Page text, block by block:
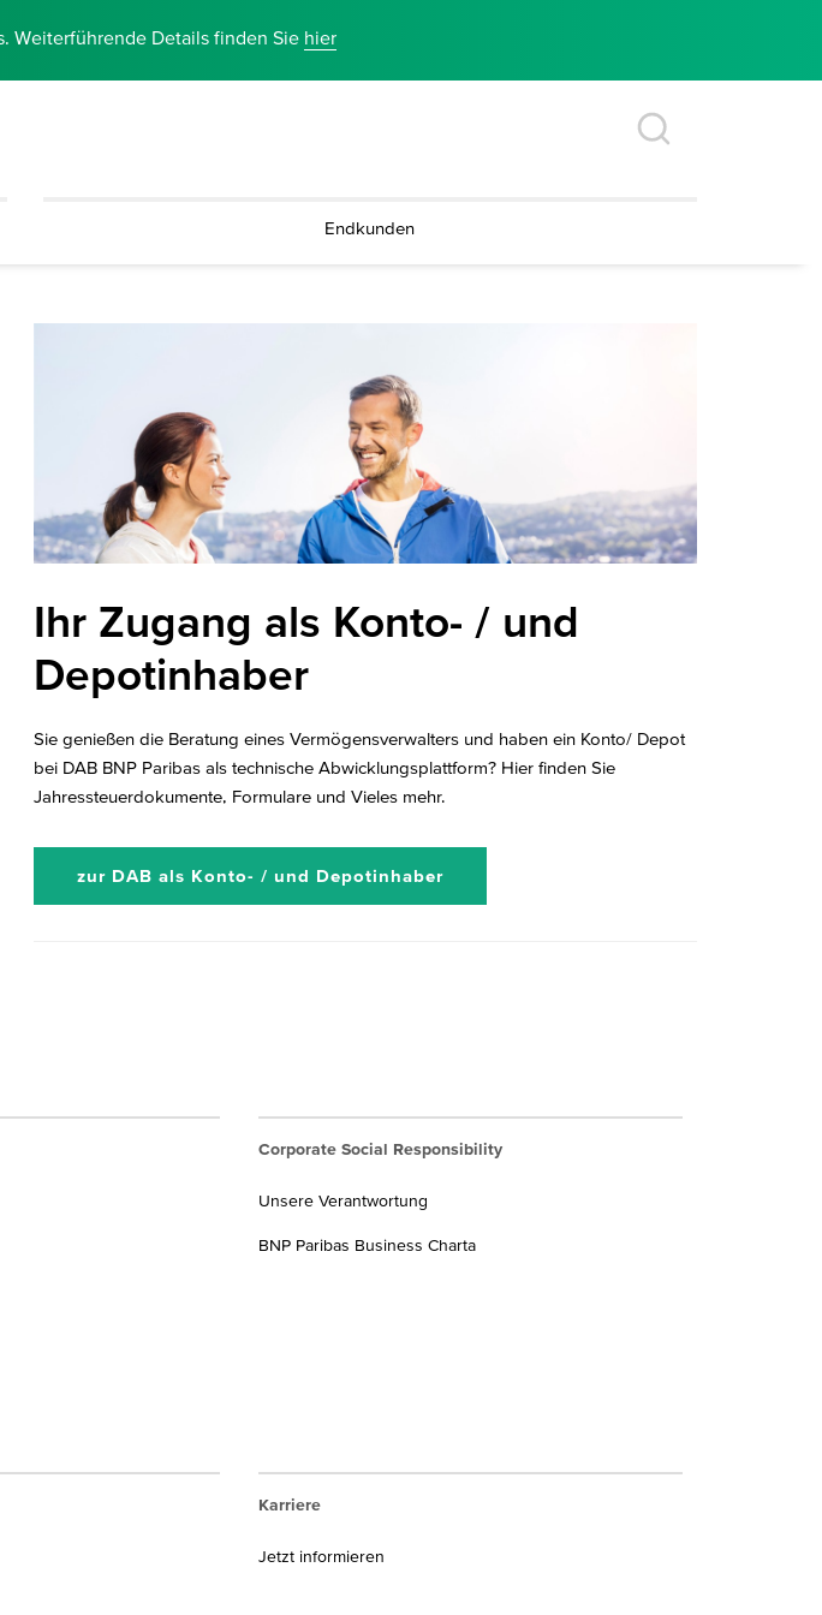
Weiterführende Details finden Sie hier
Endkunden
Ihr Zugang als Konto- / und
Depotinhaber
Sie genießen die Beratung eines Vermögensverwalters und haben ein Konto/ Depot
bei DAB BNP Paribas als technische Abwicklungsplattform? Hier finden Sie
Jahressteuerdokumente, Formulare und Vieles mehr.
zur DAB als Konto- / und Depotinhaber
Corporate Social Responsibility
Unsere Verantwortung
BNP Paribas Business Charta
Karriere
Jetzt informieren